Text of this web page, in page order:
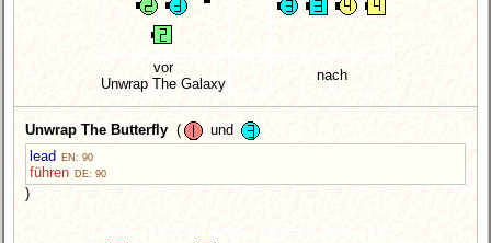
vor
Unwrap The Galaxy
nach
Unwrap The Butterfly (
und
lead EN: 90
führen DE: 90
)